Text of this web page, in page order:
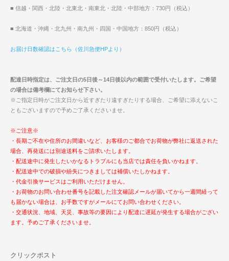
■ 信越・関西・北陸・北東北・南東北・北陸・中部地方：730円（税込）
■ 北海道・沖縄・北九州・南九州・四国・中国地方：850円（税込）
お届け日数確認はこちら（佐川急便HPより）
配達日時指定は、ご注文日の5日後～14日後以内の範囲で受付いたします。ご希望
の場合は備考欄にてお知らせ下さい。
※ご指定日時がご注文日から近すぎたり遠すぎたりする場合、ご希望に添えないこ
ともございますので予めご了承くださいませ。
※ご注意※
・長期ご不在や住所のお間違いなど、お客様のご都合でお荷物が弊社に返送された
場合、再発送には別途送料をご請求いたします。
・配送途中に発生したいかなるトラブルにも当店では責任を負いかねます。
・配送途中での破損や紛失につきましては補償いたしかねます。
・代金引換サービスはご利用いただけません。
・お荷物のお問い合わせ番号を記載した注文確認メールが届いてから一週間経って
も届かない場合は、お手数ですがメールにてお問い合わせください。
・交通状況、地域、天災、事故等の要因により配達に遅延が発生する場合がござい
ます。予めご了承くださいませ。
クリックポスト